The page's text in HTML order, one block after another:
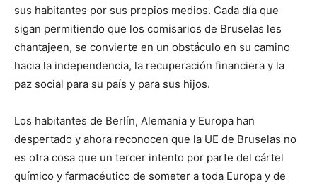
sus habitantes por sus propios medios. Cada día que
sigan permitiendo que los comisarios de Bruselas les
chantajeen, se convierte en un obstáculo en su camino
hacia la independencia, la recuperación financiera y la
paz social para su país y para sus hijos.
Los habitantes de Berlín, Alemania y Europa han
despertado y ahora reconocen que la UE de Bruselas no
es otra cosa que un tercer intento por parte del cártel
químico y farmacéutico de someter a toda Europa y de